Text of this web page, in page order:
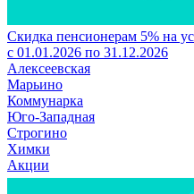
Скидка пенсионерам 5% на
с 01.01.2026 по 31.12.2026
Алексеевская
Марьино
Коммунарка
Юго-Западная
Строгино
Химки
Акции